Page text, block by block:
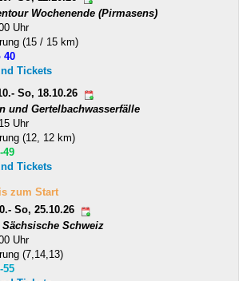
Wochenende (Pirmasens)
Uhr
(15 / 15 km)
40
Tickets
So, 18.10.26
und Gertelbachwasserfälle
Uhr
(12, 12 km)
49
Tickets
zum Start
So, 25.10.26
Schweiz
Uhr
(7,14,13)
55